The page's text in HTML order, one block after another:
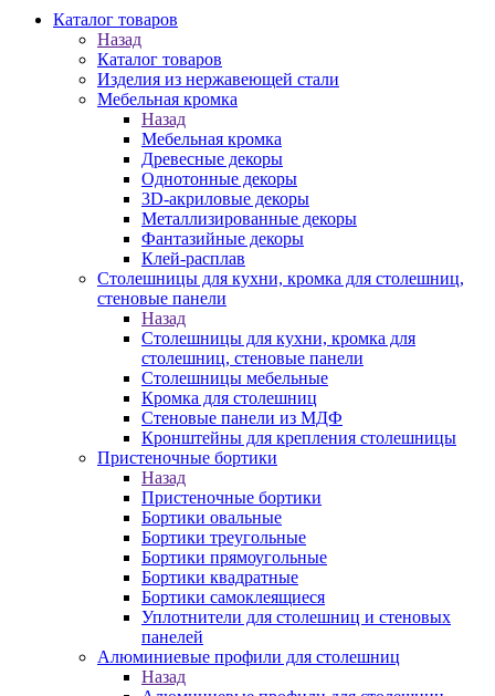
Каталог товаров
Назад
Каталог товаров
Изделия из нержавеющей стали
Мебельная кромка
Назад
Мебельная кромка
Древесные декоры
Однотонные декоры
3D-акриловые декоры
Металлизированные декоры
Фантазийные декоры
Клей-расплав
Столешницы для кухни, кромка для столешниц,
стеновые панели
Назад
Столешницы для кухни, кромка для
столешниц, стеновые панели
Столешницы мебельные
Кромка для столешниц
Стеновые панели из МДФ
Кронштейны для крепления столешницы
Пристеночные бортики
Назад
Пристеночные бортики
Бортики овальные
Бортики треугольные
Бортики прямоугольные
Бортики квадратные
Бортики самоклеящиеся
Уплотнители для столешниц и стеновых
панелей
Алюминиевые профили для столешниц
Назад